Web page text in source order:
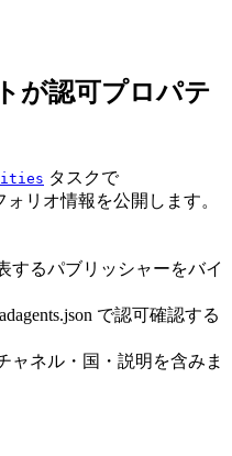
が認可プロパテ
タスクで
ォリオ情報を公開します。
するパブリッシャーをバイ
で認可確認する
ャネル・国・説明を含みま